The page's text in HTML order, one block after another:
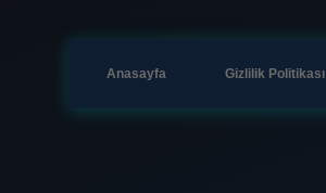
Anasayfa Gizlilik Politikası